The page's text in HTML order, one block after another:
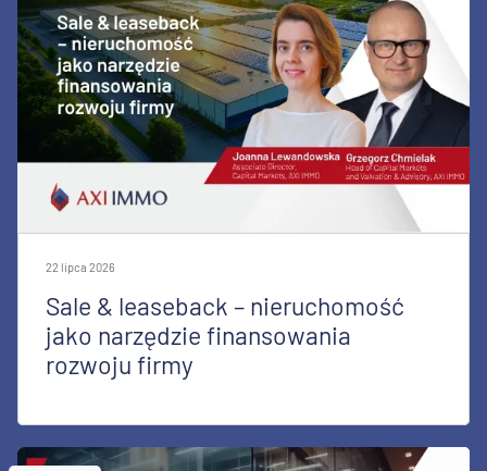
22 lipca 2026
Sale & leaseback – nieruchomość
jako narzędzie finansowania
rozwoju firmy